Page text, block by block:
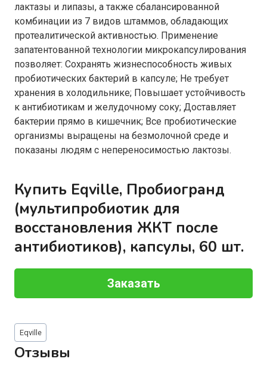
лактазы и липазы, а также сбалансированной
комбинации из 7 видов штаммов, обладающих
протеалитической активностью. Применение
запатентованной технологии микрокапсулирования
позволяет: Сохранять жизнеспособность живых
пробиотических бактерий в капсуле; Не требует
хранения в холодильнике; Повышает устойчивость
к антибиотикам и желудочному соку; Доставляет
бактерии прямо в кишечник; Все пробиотические
организмы выращены на безмолочной среде и
показаны людям с непереносимостью лактозы.
Купить Eqville, Пробиогранд
(мультипробиотик для
восстановления ЖКТ после
антибиотиков), капсулы, 60 шт.
Заказать
Метки
записи:
Eqville
Отзывы